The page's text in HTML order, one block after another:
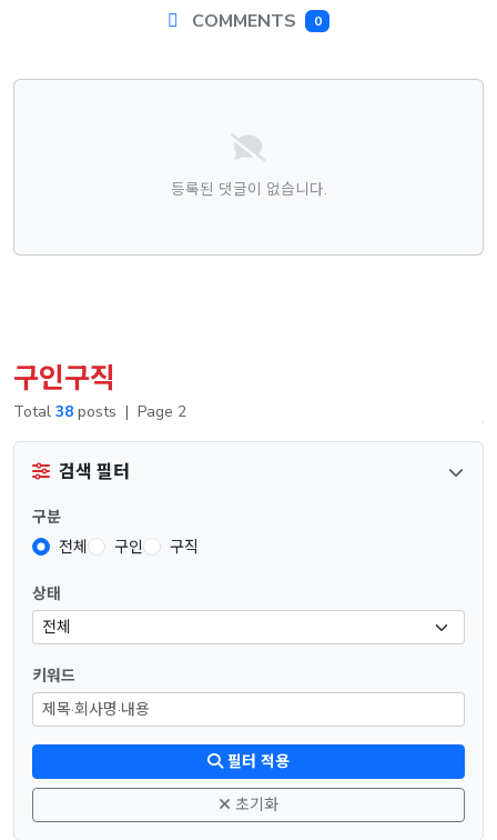
COMMENTS 0
댓글목록
등록된 댓글이 없습니다.
구인구직
Total 38 posts | Page 2
검색 필터
구분
전체
구인 구직
상태
키워드
필터 적용
초기화